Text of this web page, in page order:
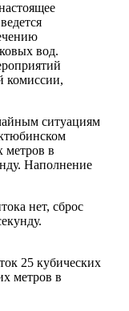
вод.
комиссии,
ситуациям
метров в
Наполнение
нет, сброс
25 кубических
метров в